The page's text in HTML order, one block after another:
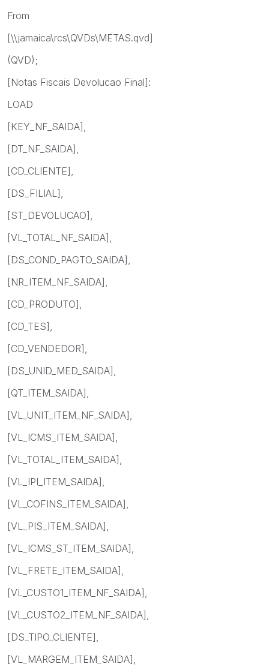
From
[\\jamaica\rcs\QVDs\METAS.qvd]
(QVD);
[Notas Fiscais Devolucao Final]:
LOAD
[KEY_NF_SAIDA],
[DT_NF_SAIDA],
[CD_CLIENTE],
[DS_FILIAL],
[ST_DEVOLUCAO],
[VL_TOTAL_NF_SAIDA],
[DS_COND_PAGTO_SAIDA],
[NR_ITEM_NF_SAIDA],
[CD_PRODUTO],
[CD_TES],
[CD_VENDEDOR],
[DS_UNID_MED_SAIDA],
[QT_ITEM_SAIDA],
[VL_UNIT_ITEM_NF_SAIDA],
[VL_ICMS_ITEM_SAIDA],
[VL_TOTAL_ITEM_SAIDA],
[VL_IPI_ITEM_SAIDA],
[VL_COFINS_ITEM_SAIDA],
[VL_PIS_ITEM_SAIDA],
[VL_ICMS_ST_ITEM_SAIDA],
[VL_FRETE_ITEM_SAIDA],
[VL_CUSTO1_ITEM_NF_SAIDA],
[VL_CUSTO2_ITEM_NF_SAIDA],
[DS_TIPO_CLIENTE],
[VL_MARGEM_ITEM_SAIDA],